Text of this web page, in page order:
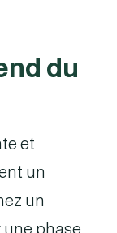
du
et
un
un
phase